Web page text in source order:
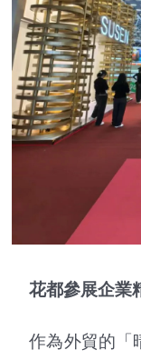
花都參展企業
作為外貿的「